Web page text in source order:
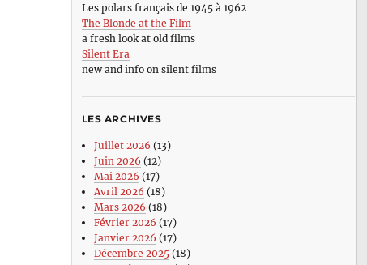
Les polars français de 1945 à 1962
The Blonde at the Film
a fresh look at old films
Silent Era
new and info on silent films
LES ARCHIVES
Juillet 2026 (13)
Juin 2026 (12)
Mai 2026 (17)
Avril 2026 (18)
Mars 2026 (18)
Février 2026 (17)
Janvier 2026 (17)
Décembre 2025(18)